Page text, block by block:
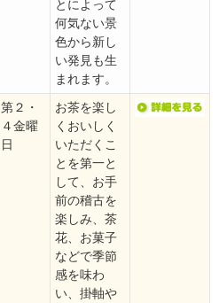
とによって
何気ない景
色から新し
い発見も生
まれます。
第２・
４金曜
日
お茶を楽し
くおいしく
いただくこ
とを第一と
して、お手
前の稽古を
楽しみ、茶
花、お菓子
などで季節
感を味わ
い、掛軸や